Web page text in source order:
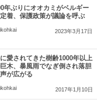
年ぶりにオオカミがベルギー
着、保護政策が議論を呼ぶ
2023年3月17日
愛されてきた樹齢1000年以上
木、暴風雨でなぎ倒され落胆
が広がる
2017年1月10日